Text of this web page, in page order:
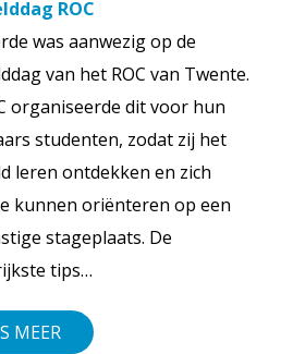
ROC
was aanwezig op de
van het ROC van Twente.
organiseerde dit voor hun
studenten, zodat zij het
leren ontdekken en zich
kunnen oriënteren op een
stageplaats. De
tips…
MEER